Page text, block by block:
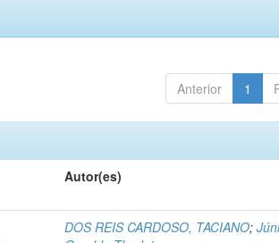
Anterior 1
Autor(es)
DOS REIS CARDOSO, TACIANO;